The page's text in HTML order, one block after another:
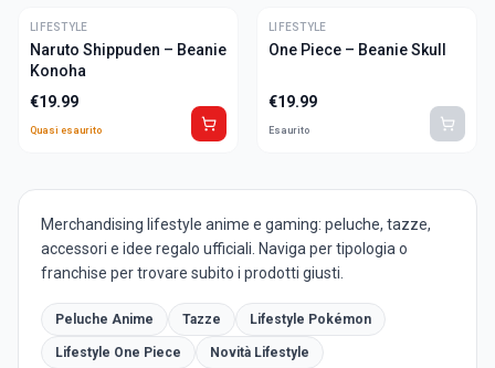
ULTIME
LIFESTYLE
Naruto Shippuden – Beanie
Konoha
€19.99
Quasi esaurito
LIFESTYLE
One Piece – Beanie Skull
€19.99
Esaurito
Merchandising lifestyle anime e gaming: peluche, tazze,
accessori e idee regalo ufficiali. Naviga per tipologia o
franchise per trovare subito i prodotti giusti.
Peluche Anime Tazze Lifestyle Pokémon
Lifestyle One Piece Novità Lifestyle